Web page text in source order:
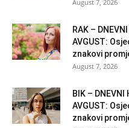
August 7, 2026
RAK –
AVGUST:
znakovi
August 7, 2026
BIK – DNEVNI
AVGUST:
znakovi